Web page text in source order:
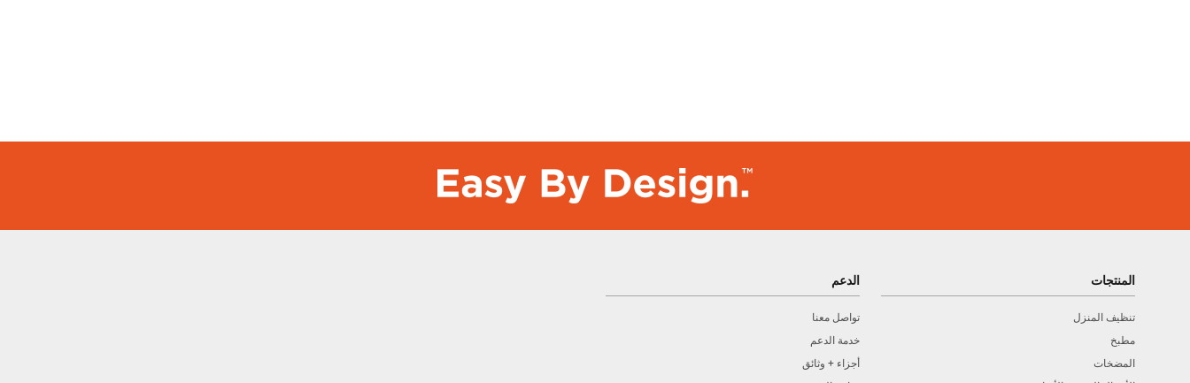
المنتجات
تنظيف المنزل
مطبخ
المضخات
الدعم
تواصل معنا
خدمة الدعم
أجزاء + وثائق